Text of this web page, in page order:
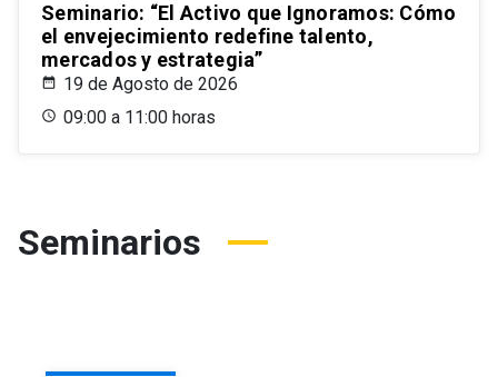
Seminario: “El Activo que Ignoramos: Cómo
el envejecimiento redefine talento,
mercados y estrategia”
19 de Agosto de 2026
09:00 a 11:00 horas
Seminarios